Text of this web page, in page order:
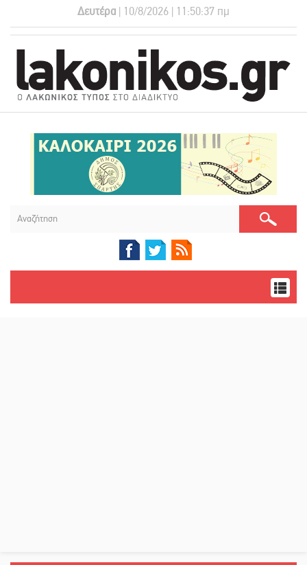
Δευτέρα | 10/8/2026 | 11:50:38 πμ